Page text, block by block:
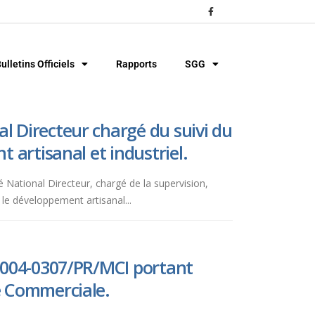
Officiels Rapports SGG
Directeur chargé du suivi du
artisanal et industriel.
National Directeur, chargé de la supervision,
développement artisanal...
0307/PR/MCI portant